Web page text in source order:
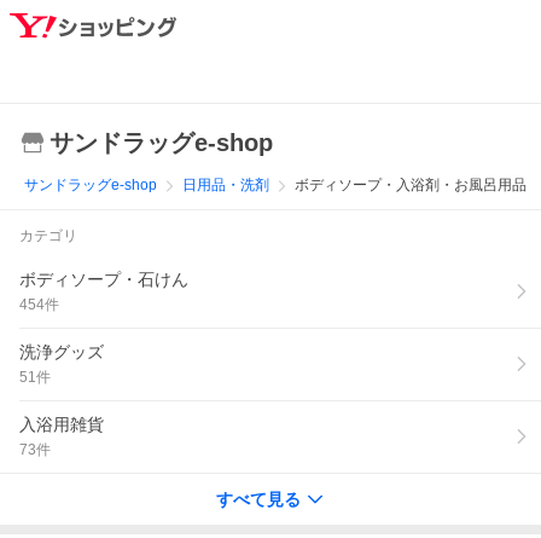
サンドラッグe-shop
サンドラッグe-shop 日用品・洗剤 ボディソープ・入浴剤・お風呂用品
カテゴリ
ボディソープ・石けん
454件
洗浄グッズ
51件
入浴用雑貨
73件
すべて見る